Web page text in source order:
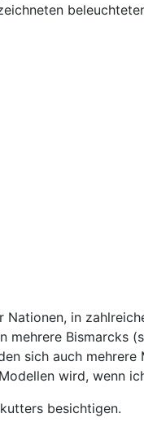
in
Bismarcks
sich auch
wird, wenn
besichtigen.